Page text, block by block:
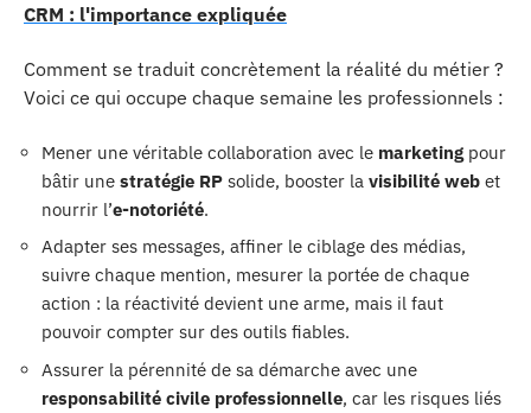
CRM : l'importance expliquée
Comment se traduit concrètement la réalité du métier ?
Voici ce qui occupe chaque semaine les professionnels :
Mener une véritable collaboration avec le marketing pour
bâtir une stratégie RP solide, booster la visibilité web et
nourrir l’e-notoriété.
Adapter ses messages, affiner le ciblage des médias,
suivre chaque mention, mesurer la portée de chaque
action : la réactivité devient une arme, mais il faut
pouvoir compter sur des outils fiables.
Assurer la pérennité de sa démarche avec une
responsabilité civile professionnelle, car les risques liés